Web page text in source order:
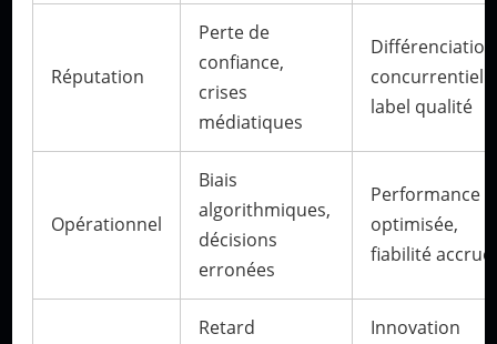
Réputation
Perte de
confiance,
crises
médiatiques
Différenciation
label qualité
Opérationnel
Biais
algorithmiques,
décisions
erronées
Performance
optimisée,
fiabilité accrue
Retard
Innovation